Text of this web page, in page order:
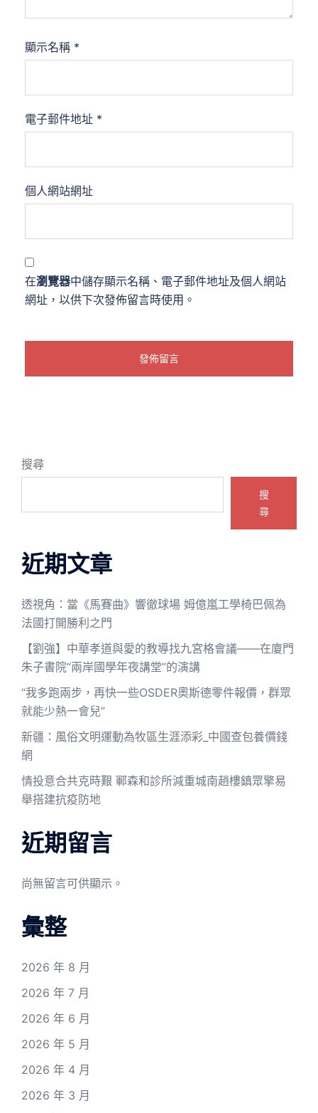
顯示名稱 *
電子郵件地址 *
個人網站網址
在瀏覽器中儲存顯示名稱、電子郵件地址及個人網站
網址，以供下次發佈留言時使用。
搜尋
搜
尋
近期文章
透視角：當《馬賽曲》響徹球場 姆億嵐工學椅巴佩為
法國打開勝利之門
【劉強】中華孝道與愛的教導找九宮格會議——在廈門
朱子書院“兩岸國學年夜講堂”的演講
“我多跑兩步，再快一些OSDER奧斯德零件報價，群眾
就能少熱一會兒”
新疆：風俗文明運動為牧區生涯添彩_中國查包養價錢
網
情投意合共克時艱 鄆森和診所減重城南趙樓鎮眾擎易
舉搭建抗疫防地
近期留言
尚無留言可供顯示。
彙整
2026 年 8 月
2026 年 7 月
2026 年 6 月
2026 年 5 月
2026 年 4 月
2026 年 3 月